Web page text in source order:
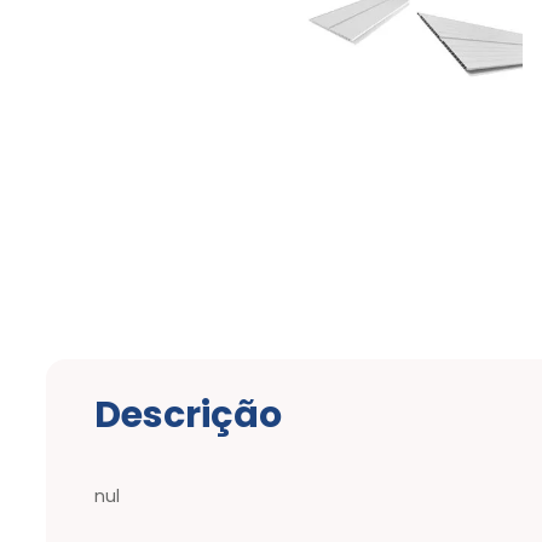
Descrição
nul